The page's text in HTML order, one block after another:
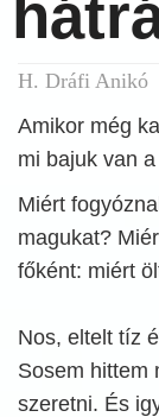
H. Dráfi Anikó
Amikor még
mi bajuk van
Miért
magukat?
főként: miért
Nos, eltelt tíz
Sosem hittem
szeretni. És